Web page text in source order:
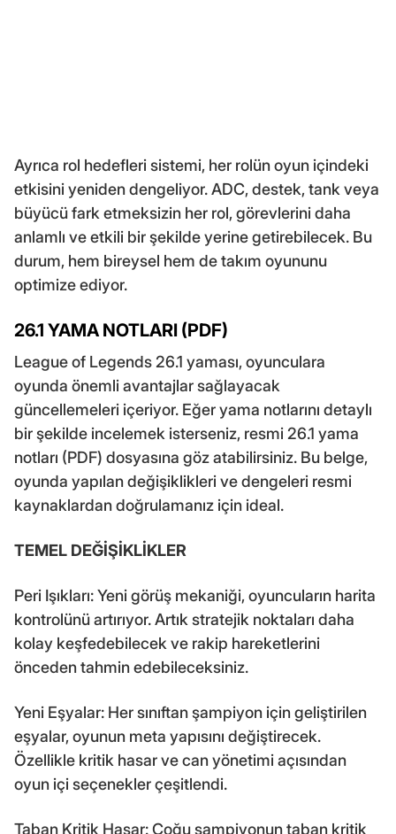
Ayrıca rol hedefleri sistemi, her rolün oyun içindeki
etkisini yeniden dengeliyor. ADC, destek, tank veya
büyücü fark etmeksizin her rol, görevlerini daha
anlamlı ve etkili bir şekilde yerine getirebilecek. Bu
durum, hem bireysel hem de takım oyununu
optimize ediyor.
26.1 YAMA NOTLARI (PDF)
League of Legends 26.1 yaması, oyunculara
oyunda önemli avantajlar sağlayacak
güncellemeleri içeriyor. Eğer yama notlarını detaylı
bir şekilde incelemek isterseniz, resmi 26.1 yama
notları (PDF) dosyasına göz atabilirsiniz. Bu belge,
oyunda yapılan değişiklikleri ve dengeleri resmi
kaynaklardan doğrulamanız için ideal.
TEMEL DEĞİŞİKLİKLER
Peri Işıkları: Yeni görüş mekaniği, oyuncuların harita
kontrolünü artırıyor. Artık stratejik noktaları daha
kolay keşfedebilecek ve rakip hareketlerini
önceden tahmin edebileceksiniz.
Yeni Eşyalar: Her sınıftan şampiyon için geliştirilen
eşyalar, oyunun meta yapısını değiştirecek.
Özellikle kritik hasar ve can yönetimi açısından
oyun içi seçenekler çeşitlendi.
Taban Kritik Hasar: Çoğu şampiyonun taban kritik